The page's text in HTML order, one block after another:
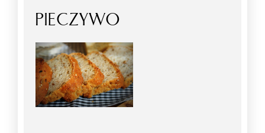
PIECZYWO